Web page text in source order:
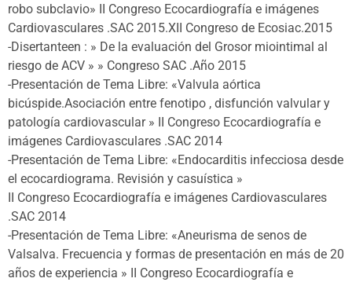
robo subclavio» II Congreso Ecocardiografía e imágenes
Cardiovasculares .SAC 2015.XII Congreso de Ecosiac.2015
-Disertanteen : » De la evaluación del Grosor miointimal al
riesgo de ACV » » Congreso SAC .Año 2015
-Presentación de Tema Libre: «Valvula aórtica
bicúspide.Asociación entre fenotipo , disfunción valvular y
patología cardiovascular » II Congreso Ecocardiografía e
imágenes Cardiovasculares .SAC 2014
-Presentación de Tema Libre: «Endocarditis infecciosa desde
el ecocardiograma. Revisión y casuística »
II Congreso Ecocardiografía e imágenes Cardiovasculares
.SAC 2014
-Presentación de Tema Libre: «Aneurisma de senos de
Valsalva. Frecuencia y formas de presentación en más de 20
años de experiencia » II Congreso Ecocardiografía e